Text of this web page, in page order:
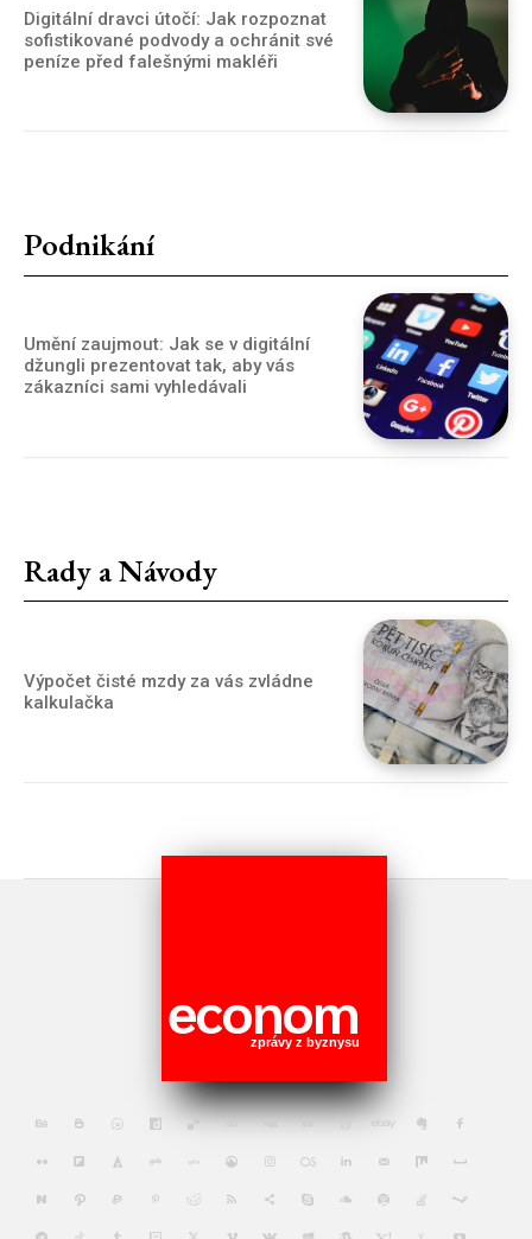
Digitální dravci útočí: Jak rozpoznat
sofistikované podvody a ochránit své
peníze před falešnými makléři
Podnikání
Umění zaujmout: Jak se v digitální
džungli prezentovat tak, aby vás
zákazníci sami vyhledávali
Rady a Návody
Výpočet čisté mzdy za vás zvládne
kalkulačka
econom
zprávy z byznysu